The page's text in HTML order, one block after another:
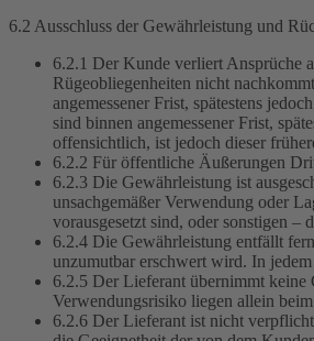
6.2 Ausschluss der Gewährleistung und
6.2.1 Der Kunde verliert Ansprüche
Rügeobliegenheiten nicht
angemessener Frist, spätestens
sind binnen angemessener Frist,
offensichtlich, ist jedoch dieser
6.2.2 Für öffentliche Äußerungen
6.2.3 Die Gewährleistung ist
unsachgemäßer Verwendung oder
vorausgesetzt sind, oder sonstigen –
6.2.4 Die Gewährleistung entfällt
unzumutbar erschwert wird. In
6.2.5 Der Lieferant übernimmt keine
Verwendungsrisiko liegen allein
6.2.6 Der Lieferant ist nicht